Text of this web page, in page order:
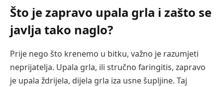
Što je zapravo upala grla i zašto se
javlja tako naglo?
Prije nego što krenemo u bitku, važno je razumjeti
neprijatelja. Upala grla, ili stručno faringitis, zapravo
je upala ždrijela, dijela grla iza usne šupljine. Taj